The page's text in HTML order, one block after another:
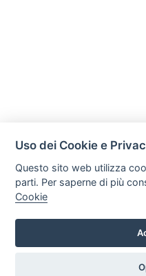
Mobili Di Palma
Via di Ogliara 89, 84135,
Tel. +39 089281193 / +39
Uso dei Cookie e
Questo sito web utilizza
parti. Per saperne di più
Cookie